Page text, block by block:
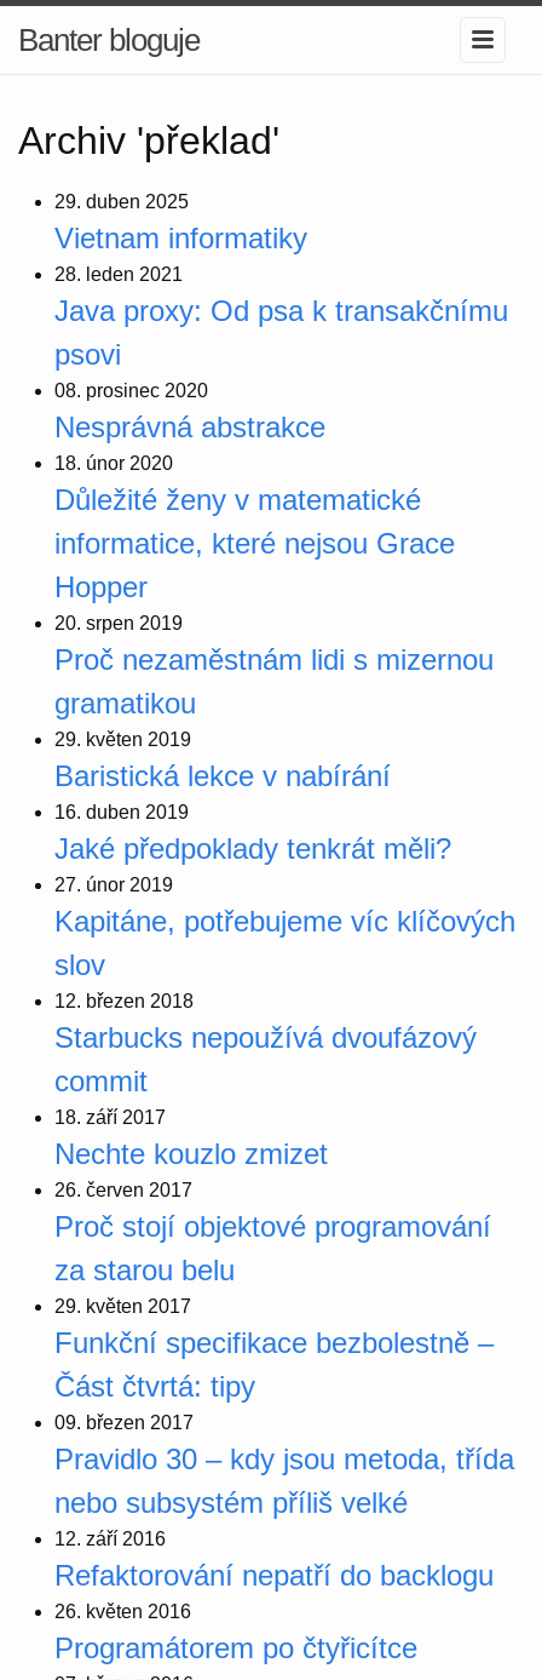
Banter bloguje
Archiv 'překlad'
29. duben 2025
Vietnam informatiky
28. leden 2021
Java proxy: Od psa k transakčnímu
psovi
08. prosinec 2020
Nesprávná abstrakce
18. únor 2020
Důležité ženy v matematické
informatice, které nejsou Grace
Hopper
20. srpen 2019
Proč nezaměstnám lidi s mizernou
gramatikou
29. květen 2019
Baristická lekce v nabírání
16. duben 2019
Jaké předpoklady tenkrát měli?
27. únor 2019
Kapitáne, potřebujeme víc klíčových
slov
12. březen 2018
Starbucks nepoužívá dvoufázový
commit
18. září 2017
Nechte kouzlo zmizet
26. červen 2017
Proč stojí objektové programování
za starou belu
29. květen 2017
Funkční specifikace bezbolestně –
Část čtvrtá: tipy
09. březen 2017
Pravidlo 30 – kdy jsou metoda, třída
nebo subsystém příliš velké
12. září 2016
Refaktorování nepatří do backlogu
26. květen 2016
Programátorem po čtyřicítce